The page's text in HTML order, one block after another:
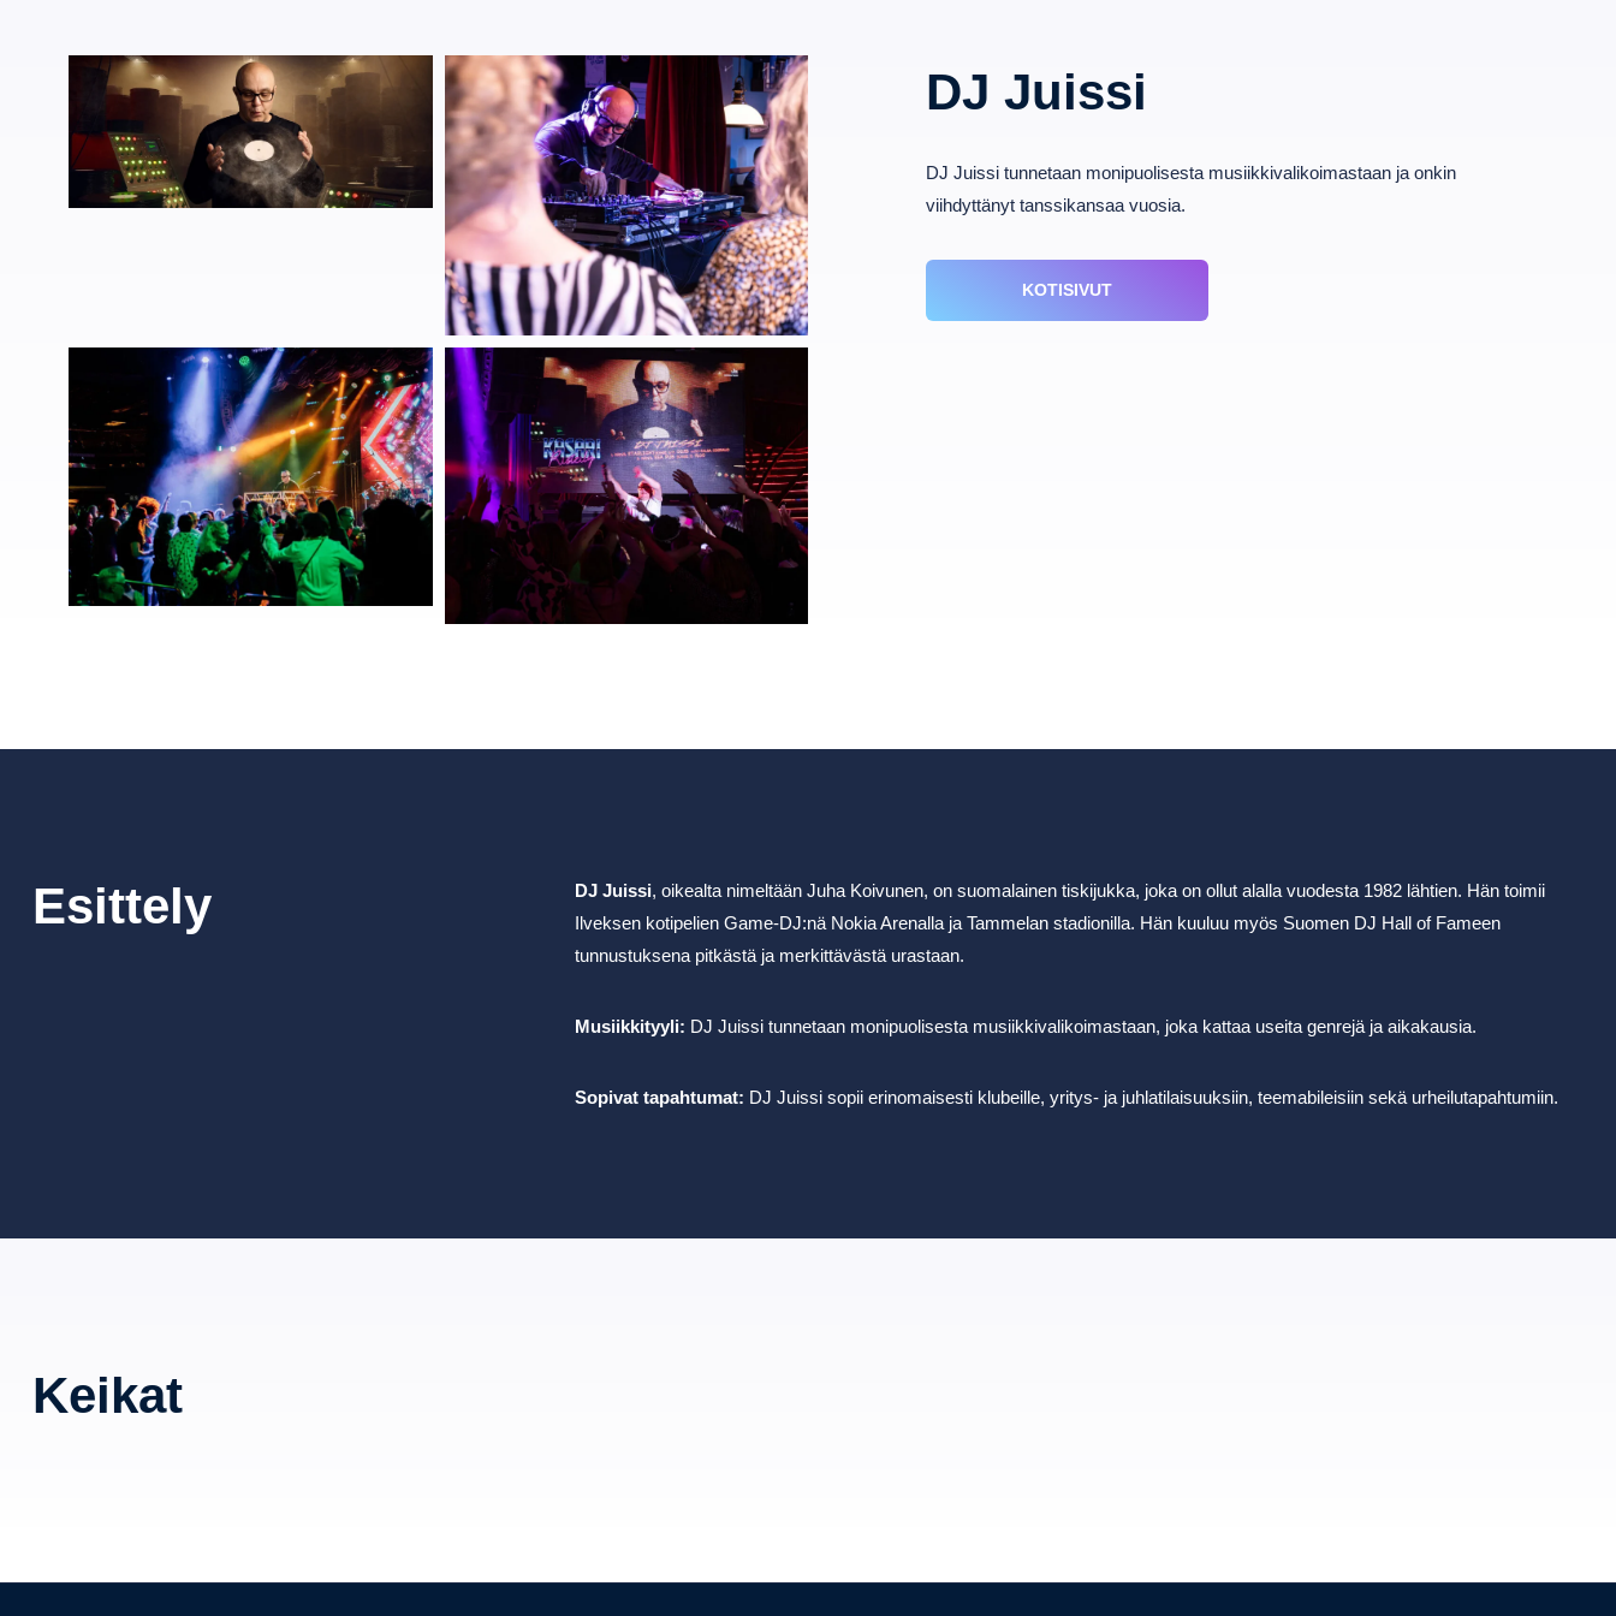
DJ Juissi
DJ Juissi tunnetaan monipuolisesta musiikkivalikoimastaan ja onkin
viihdyttänyt tanssikansaa vuosia.
KOTISIVUT
Esittely DJ Juissi, oikealta nimeltään Juha Koivunen, on suomalainen tiskijukka, joka on ollut alalla vuodesta 1982 lähtien. Hän toimii
Ilveksen kotipelien Game-DJ:nä Nokia Arenalla ja Tammelan stadionilla. Hän kuuluu myös Suomen DJ Hall of Fameen
tunnustuksena pitkästä ja merkittävästä urastaan.
Musiikkityyli: DJ Juissi tunnetaan monipuolisesta musiikkivalikoimastaan, joka kattaa useita genrejä ja aikakausia.
Sopivat tapahtumat: DJ Juissi sopii erinomaisesti klubeille, yritys- ja juhlatilaisuuksiin, teemabileisiin sekä urheilutapahtumiin.
Keikat